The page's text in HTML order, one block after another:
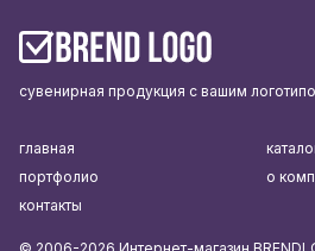
сувенирная продукция с вашим
главная
портфолио
о
контакты